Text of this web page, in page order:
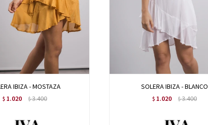
IBIZA - MOSTAZA
$ 1.020 $3.400
SOLERA IBIZA - BLANCO
$ 1.020 $3.400